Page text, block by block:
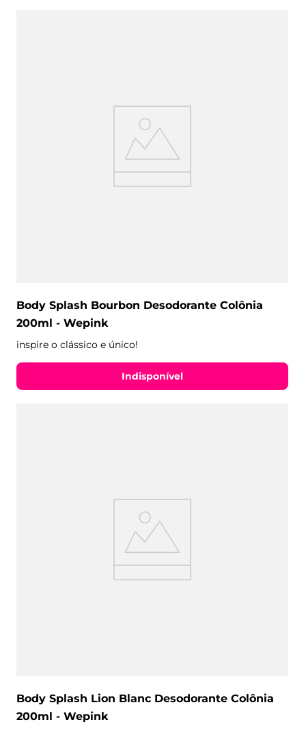
Body Splash Bourbon Desodorante Colônia
200ml - Wepink
inspire o clássico e único!
Indisponível
Body Splash Lion Blanc Desodorante Colônia
200ml - Wepink